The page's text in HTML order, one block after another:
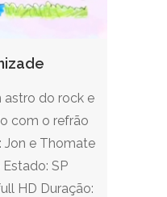
astro do rock e
com o refrão
Jon e Thomate
SP
HD Duração: